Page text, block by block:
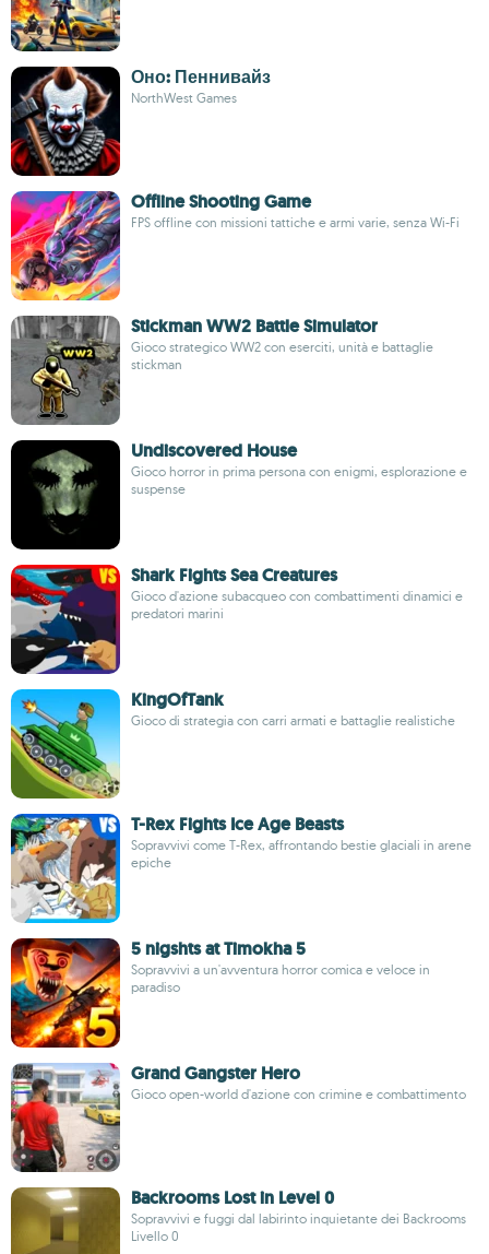
Оно: Пеннивайз
NorthWest Games
Offline Shooting Game
FPS offline con missioni tattiche e armi varie, senza Wi-Fi
Stickman WW2 Battle Simulator
Gioco strategico WW2 con eserciti, unità e battaglie
stickman
Undiscovered House
Gioco horror in prima persona con enigmi, esplorazione e
suspense
Shark Fights Sea Creatures
Gioco d'azione subacqueo con combattimenti dinamici e
predatori marini
KingOfTank
Gioco di strategia con carri armati e battaglie realistiche
T-Rex Fights Ice Age Beasts
Sopravvivi come T-Rex, affrontando bestie glaciali in arene
epiche
5 nigshts at Timokha 5
Sopravvivi a un'avventura horror comica e veloce in
paradiso
Grand Gangster Hero
Gioco open-world d'azione con crimine e combattimento
Backrooms Lost in Level 0
Sopravvivi e fuggi dal labirinto inquietante dei Backrooms
Livello 0